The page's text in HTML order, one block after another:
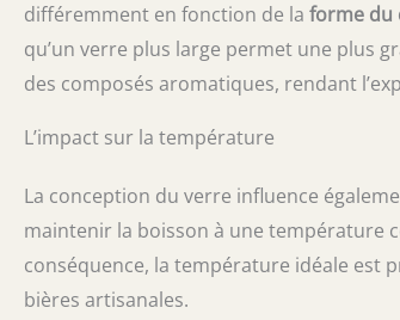
différemment en fonction de la forme du
qu’un verre plus large permet une plus
des composés aromatiques, rendant
L’impact sur la température
La conception du verre influence
maintenir la boisson à une température
conséquence, la température idéale est
bières artisanales.